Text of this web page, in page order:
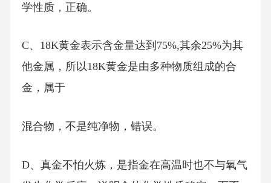
学性质，正确。
C、18K黄金表示含金量达到75%,其余25%为其
他金属，所以18K黄金是由多种物质组成的合
金，属于
混合物，不是纯净物，错误。
D、真金不怕火炼，是指金在高温时也不与氧气